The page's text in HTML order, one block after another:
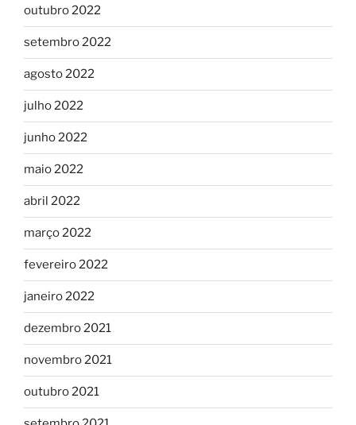
outubro 2022
setembro 2022
agosto 2022
julho 2022
junho 2022
maio 2022
abril 2022
março 2022
fevereiro 2022
janeiro 2022
dezembro 2021
novembro 2021
outubro 2021